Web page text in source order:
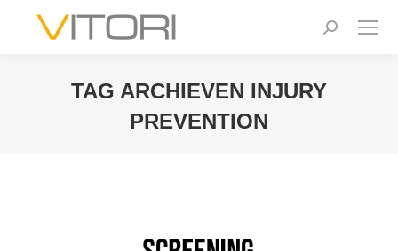
Zoeken:
TAG ARCHIEVEN INJURY
PREVENTION